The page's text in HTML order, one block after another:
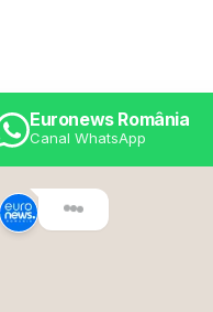
Euronews România
Canal WhatsApp
Despre Euronews